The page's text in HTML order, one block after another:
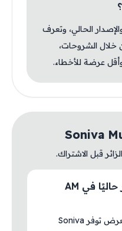
الحالي، وتعرف
خلال الشروحات،
عرضة للأخطاء.
قبل الاشتراك.
هل Soniva Music متوفر حاليًا في AM
نعم، هذه الصفحة مخصصة لعرض توفر Soniva